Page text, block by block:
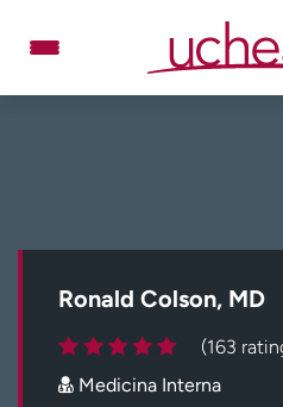
contenido
Ronald Colson, MD
(163
Medicina Interna